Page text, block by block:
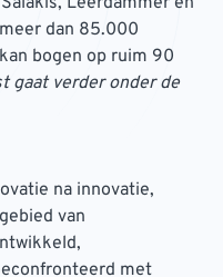
dan 85.000
bogen op ruim 90
gaat verder onder de
na innovatie,
van
met